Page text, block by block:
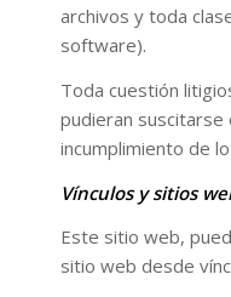
archivos y toda
software).
Toda cuestión
pudieran suscitarse
incumplimiento de
Vínculos y sitios
Este sitio web,
sitio web desde